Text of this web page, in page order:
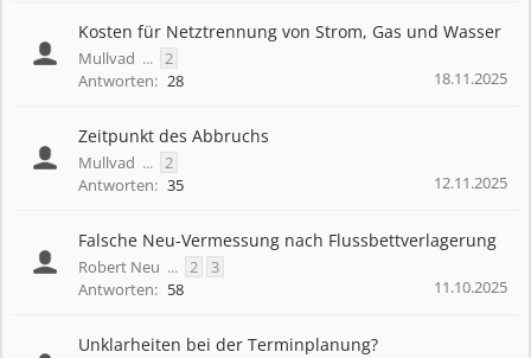
Kosten für Netztrennung von Strom, Gas und Wasser
Mullvad ... 2
Antworten: 28 18.11.2025
Zeitpunkt des Abbruchs
Mullvad ... 2
Antworten: 35 12.11.2025
Falsche Neu-Vermessung nach Flussbettverlagerung
Robert Neu ... 2
3
Antworten: 58 11.10.2025
Unklarheiten bei der Terminplanung?